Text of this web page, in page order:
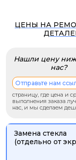
ЦЕНЫ НА
Нашли цену
нас?
Отправьте нам
страницу, где цена и
выполнения заказа
нас, и мы сделаем
Замена стекла
(отдельно от